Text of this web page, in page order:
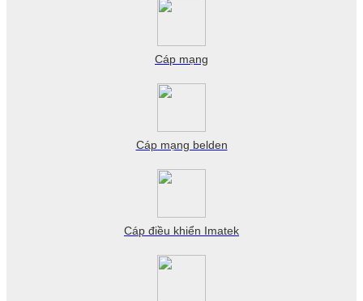
Cáp mạng
Cáp mạng belden
Cáp điều khiển Imatek